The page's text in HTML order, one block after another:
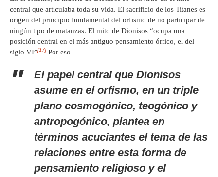
central que articulaba toda su vida. El sacrificio de los Titanes es
origen del principio fundamental del orfismo de no participar de
ningún tipo de matanzas. El mito de Dionisos “ocupa una
posición central en el más antiguo pensamiento órfico, el del
siglo VI”[17] Por eso
El papel central que Dionisos
asume en el orfismo, en un triple
plano cosmogónico, teogónico y
antropogónico, plantea en
términos acuciantes el tema de las
relaciones entre esta forma de
pensamiento religioso y el